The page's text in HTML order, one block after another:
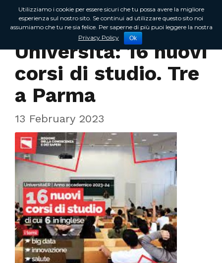
In Regione
Università: 16 nuovi
corsi di studio. Tre
a Parma
13 February 2023
Utilizziamo i cookie per essere sicuri che tu possa avere la migliore
esperienza sul nostro sito. Se continui ad utilizzare questo sito noi
assumiamo che tu ne sia felice. Per saperne di più puoi leggere la nostra
Privacy Policy
Ok